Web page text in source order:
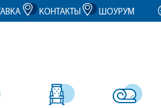
});
КОНТАКТЫ ШОУРУМ